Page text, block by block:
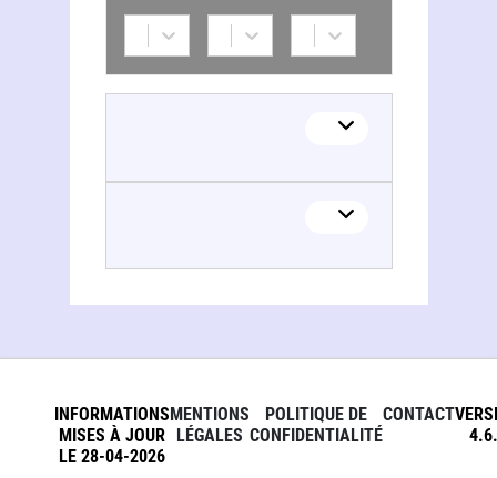
INFORMATIONS
MISES À JOUR
LE 28-04-2026
MENTIONS
LÉGALES
POLITIQUE DE
CONFIDENTIALITÉ
CONTACT